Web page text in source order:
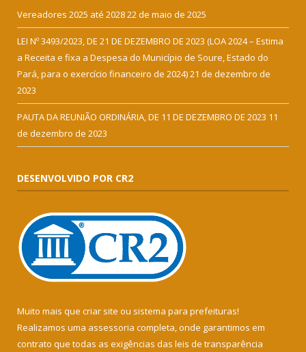
Vereadores 2025 até 202822 de maio de 2025
LEI Nº 3493/2023, DE 21 DE DEZEMBRO DE 2023 (LOA 2024 – Estima
a Receita e fixa a Despesa do Município de Soure, Estado do
Pará, para o exercício financeiro de 2024)21 de dezembro de
2023
PAUTA DA REUNIÃO ORDINÁRIA, DE 11 DE DEZEMBRO DE 2023 11
de dezembro de 2023
DESENVOLVIDO POR CR2
Muito mais que criar site ou sistema para prefeituras!
Realizamos uma assessoria completa, onde garantimos em
contrato que todas as exigências das leis de transparência